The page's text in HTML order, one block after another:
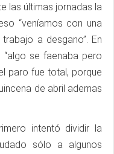
las últimas jornadas la
“veníamos con una
a desgano”. En
se faenaba pero
paro fue total, porque
de abril ademas
intentó dividir la
sólo a algunos